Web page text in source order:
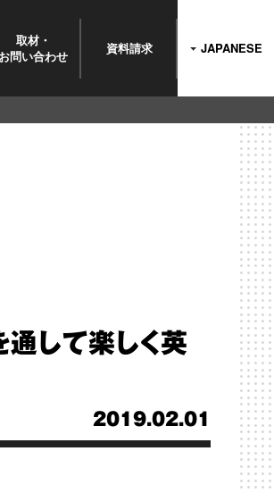
取材・
お問い合わせ 資料請求 JAPANESE
して楽しく英
2019.02.01